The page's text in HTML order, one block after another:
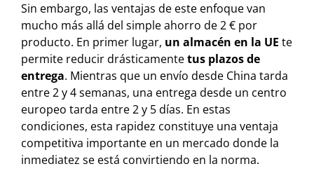
Sin embargo, las ventajas de este enfoque van
mucho más allá del simple ahorro de 2 € por
producto. En primer lugar, un almacén en la UE te
permite reducir drásticamentetus plazos de
entrega. Mientras que un envío desde China tarda
entre 2 y 4 semanas, una entrega desde un centro
europeo tarda entre 2 y 5 días. En estas
condiciones, esta rapidez constituye una ventaja
competitiva importante en un mercado donde la
inmediatez se está convirtiendo en la norma.